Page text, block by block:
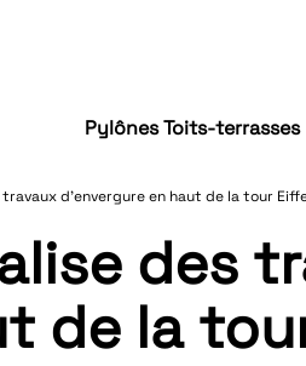
Pylônes Toits-terrasses
travaux d’envergure en haut de la tour
des
de la